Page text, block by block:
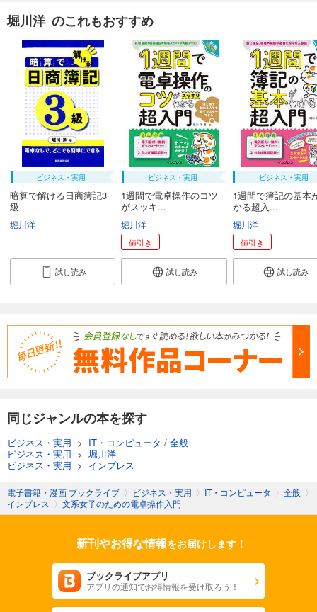
堀川洋 のこれもおすすめ
ビジネス・実用
暗算で解ける日商簿記3
級
堀川洋
試し読み
ビジネス・実用
1週間で電卓操作のコツ
がスッキ...
堀川洋
値引き
試し読み
ビジネス・実用
1週間で簿記の基本
かる超入...
堀川洋
値引き
試し読み
同じジャンルの本を探す
ビジネス・実用 > IT・コンピュータ / 全般
ビジネス・実用 > 堀川洋
ビジネス・実用 > インプレス
電子書籍・漫画 ブックライブ 〉 ビジネス・実用 〉 IT・コンピュータ 〉 全般 〉
インプレス 〉 文系女子のための電卓操作入門
新刊やお得な情報をお届けします！
ブックライブアプリ
アプリの通知でお得情報を受け取ろう！